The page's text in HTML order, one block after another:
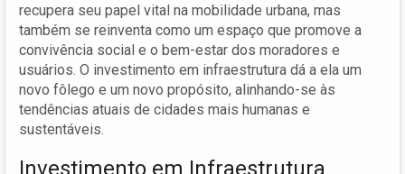
recupera seu papel vital na mobilidade urbana, mas
também se reinventa como um espaço que promove a
convivência social e o bem-estar dos moradores e
usuários. O investimento em infraestrutura dá a ela um
novo fôlego e um novo propósito, alinhando-se às
tendências atuais de cidades mais humanas e
sustentáveis.
Investimento em Infraestrutura